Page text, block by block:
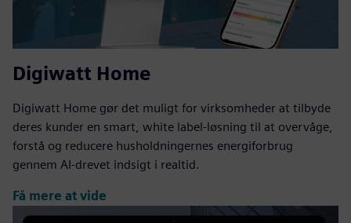
Digiwatt Home
Digiwatt Home gør det muligt for virksomheder at tilbyde
deres kunder en smart, white label-løsning til at overvåge,
forstå og reducere husholdningernes energiforbrug
gennem AI-drevet indsigt i realtid.
Få mere at vide